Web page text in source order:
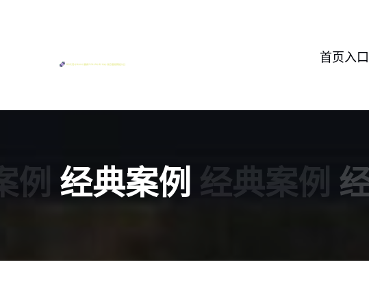
首页入口
例 经典案例 经典案例